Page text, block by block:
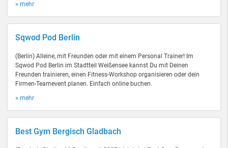
» mehr
Sqwod Pod Berlin
(Berlin) Alleine, mit Freunden oder mit einem Personal Trainer! Im
Sqwod Pod Berlin im Stadtteil Weißensee kannst Du mit Deinen
Freunden trainieren, einen Fitness-Workshop organisieren oder dein
Firmen-Teamevent planen. Einfach online buchen.
» mehr
Best Gym Bergisch Gladbach